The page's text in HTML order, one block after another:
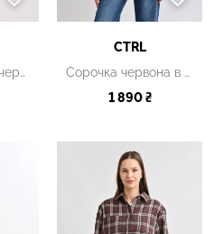
Сорочка синьо-червона
CTRL
Сорочка червона в клітинку з накладними кишенями
1 890 ₴